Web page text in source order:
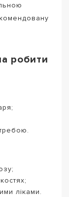
робити
ліками.